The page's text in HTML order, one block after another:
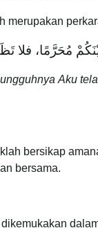
مُحَرَّمًا، فلا
Aku
bersikap
bersama.